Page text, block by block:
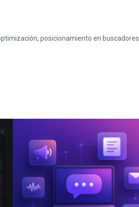
posicionamiento en